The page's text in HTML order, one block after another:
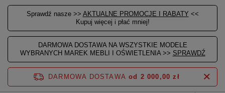
Sprawdź nasze >> AKTUALNE PROMOCJE I RABATY <<
Kupuj więcej i płać mniej!
DARMOWA DOSTAWA NA WSZYSTKIE MODELE
WYBRANYCH MAREK MEBLI I OŚWIETLENIA >> SPRAWDŹ
DARMOWA DOSTAWA od 2 000,00 zł